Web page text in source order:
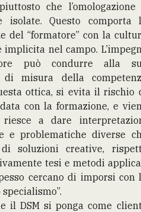
che l’omologazione
isolate. Questo comporta
del “formatore” con la
nel campo.
può condurre alla
di misura della
ottica, si evita il rischio
con la formazione, e
riesce a dare
e problematiche diverse
soluzioni creative,
tesi e metodi
cercano di imporsi con
il DSM si ponga come